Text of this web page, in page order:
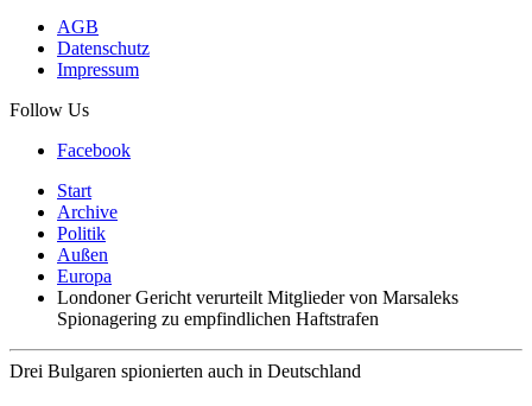
AGB
Datenschutz
Impressum
Follow Us
Facebook
Start
Archive
Politik
Außen
Europa
Londoner Gericht verurteilt Mitglieder von Marsaleks
Spionagering zu empfindlichen Haftstrafen
Drei Bulgaren spionierten auch in Deutschland